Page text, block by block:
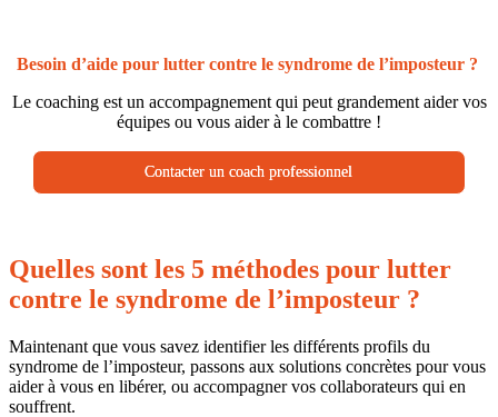
Besoin d’aide pour lutter contre le syndrome de l’imposteur ?
Le coaching est un accompagnement qui peut grandement aider vos
équipes ou vous aider à le combattre !
Contacter un coach professionnel
Quelles sont les 5 méthodes pour lutter
contre le syndrome de l’imposteur ?
Maintenant que vous savez identifier les différents profils du
syndrome de l’imposteur, passons aux solutions concrètes pour vous
aider à vous en libérer, ou accompagner vos collaborateurs qui en
souffrent.